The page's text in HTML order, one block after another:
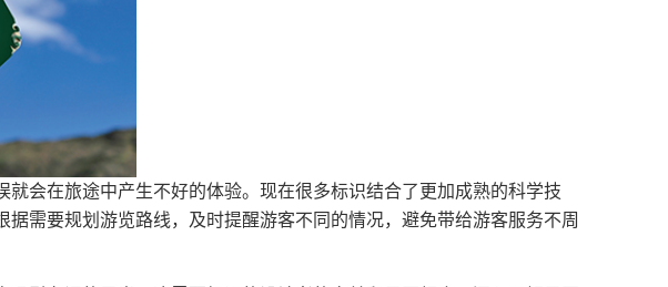
会在旅途中产生不好的体验。现在很多标识结合了更加成熟的科学技
需要规划游览路线，及时提醒游客不同的情况，避免带给游客服务不周